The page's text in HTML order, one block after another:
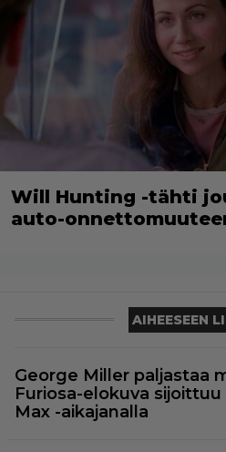
Will Hunting -tähti
auto-
AIHEESEEN
George Miller paljastaa
Furiosa-elokuva sijoittuu
Max -aikajanalla